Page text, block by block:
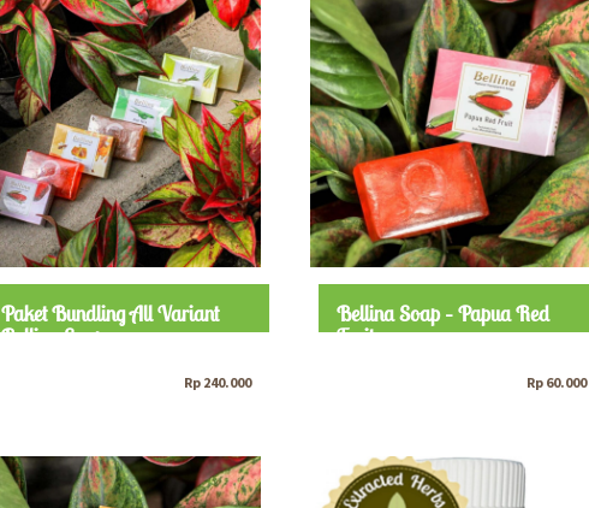
Paket Bundling All Variant
Bellina Soap
Rp 240.000
Bellina Soap – Papua Red
Fruit
Rp 60.000